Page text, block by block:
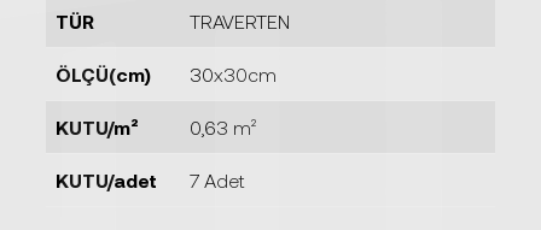
TÜR TRAVERTEN
ÖLÇÜ(cm) 30x30cm
KUTU/m² 0,63 m²
KUTU/adet 7 Adet